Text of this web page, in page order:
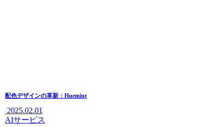
配色デザインの革新：Huemint
2025.02.01
AIサービス